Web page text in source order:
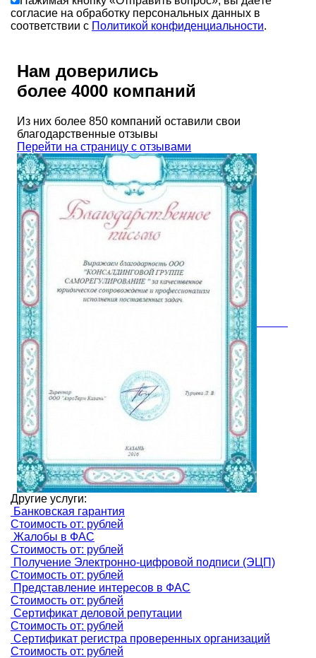
согласие на обработку персональных данных в
соответствии с Политикой конфиденциальности.
Нам доверились
более 4000 компаний
Из них более 850 компаний оставили свои
благодарственные отзывы
Перейти на страницу с отзывами
Другие услуги:
Банковская гарантия
Стоимость от: рублей
Жалобы в ФАС
Стоимость от: рублей
Получение Электронно-цифровой подписи (ЭЦП)
Стоимость от: рублей
Представление интересов в ФАС
Стоимость от: рублей
Сертификат деловой репутации
Стоимость от: рублей
Сертификат регистра проверенных организаций
Стоимость от: рублей